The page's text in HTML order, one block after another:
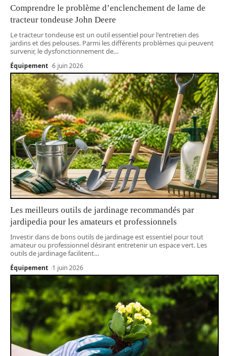
Comprendre le problème d’enclenchement de lame de
tracteur tondeuse John Deere
Le tracteur tondeuse est un outil essentiel pour l'entretien des
jardins et des pelouses. Parmi les différents problèmes qui peuvent
survenir, le dysfonctionnement de…
Équipement 6 juin 2026
Les meilleurs outils de jardinage recommandés par
jardipedia pour les amateurs et professionnels
Investir dans de bons outils de jardinage est essentiel pour tout
amateur ou professionnel désirant entretenir un espace vert. Les
outils de jardinage facilitent…
Équipement 1 juin 2026